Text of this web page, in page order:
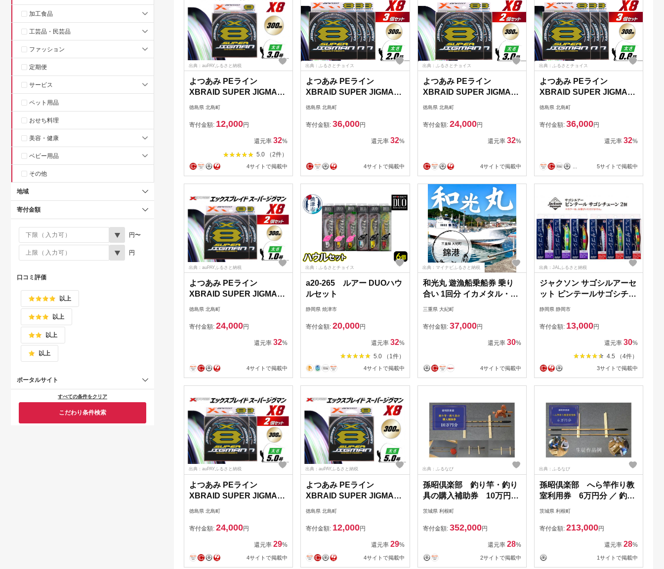
加工食品
工芸品・民芸品
ファッション
定期便
サービス
ペット用品
おせち料理
美容・健康
ベビー用品
その他
地域
寄付金額
円〜
円
口コミ評価
以上
以上
以上
以上
ポータルサイト
すべての条件をクリア
こだわり条件検索
出典：auPAYふるさと納税
よつあみ PEライン
XBRAID SUPER JIGMAN
X8 3.0号 300m 1個 エック
マン [YGK 徳島県 北島町
29ac0055] ygk peライン
PE pe 釣り糸 釣り 釣具 釣
徳島県 北島町
寄付金額: 12,000円
還元率32%
5.0 （2件）
4サイトで掲載中
出典：ふるさとチョイス
よつあみ PEライン
XBRAID SUPER JIGMAN
X8 2.0号 300m 3個 エック
マン [YGK 徳島県 北島町
29ac0051] ygk peライン
PE pe 釣り糸 釣り 釣具 釣
徳島県 北島町
寄付金額:36,000円
還元率 32%
4サイトで掲載中
出典：ふるさとチョイス
よつあみ PEライン
XBRAID SUPER JIGMAN
X8 3.0号 300m 2個 エック
マン [YGK 徳島県 北島町
29ac0056] ygk peライン
PE pe 釣り糸 釣り 釣具 釣
徳島県 北島町
寄付金額: 24,000円
還元率 32%
4サイトで掲載中
出典：ふるさとチョイス
よつあみ PEライン
XBRAID SUPER JIGMAN
X8 0.8号 300m 3個 エック
マン [YGK 徳島県 北島町
29ac0039] ygk peライン
PE pe 釣り糸 釣り 釣具 釣
徳島県 北島町
寄付金額: 36,000円
還元率 32%
5サイトで掲載中
出典：auPAYふるさと納税
よつあみ PEライン
XBRAID SUPER JIGMAN
X8 1.0号 300m 2個 エック
マン [YGK 徳島県 北島町
29ac0041] ygk peライン
PE pe 釣り糸 釣り 釣具 釣
徳島県 北島町
寄付金額: 24,000円
還元率32%
4サイトで掲載中
出典：ふるさとチョイス
a20-265 ルアー DUOハウ
ルセット
静岡県 焼津市
寄付金額:20,000円
還元率 32%
5.0 （1件）
4サイトで掲載中
出典：マイナビふるさと納税
和光丸 遊漁船乗船券 乗り
合い 1回分 イカメタル・バ
チコン （半夜便） ／ チケ
ウトドア 個室トイレ 集魚
灯 海水巡回パイプ ロッド
フォルダー 電気ケトル 三
三重県 大紀町
寄付金額: 37,000円
還元率 30%
4サイトで掲載中
出典：JALふるさと納税
ジャクソン サゴシルアーセ
ット ピンテールサゴシチュ
ーン 2個【釣り具 ルアー ア
静岡県 静岡市
寄付金額: 13,000円
還元率 30%
4.5 （4件）
3サイトで掲載中
出典：auPAYふるさと納税
よつあみ PEライン
XBRAID SUPER JIGMAN
X8 5.0号 300m 2個 エック
マン [YGK 徳島県 北島町
29ac0062] ygk peライン
PE pe 釣り糸 釣り 釣具 釣
り具
徳島県 北島町
寄付金額: 24,000円
還元率29%
4サイトで掲載中
出典：auPAYふるさと納税
よつあみ PEライン
XBRAID SUPER JIGMAN
X8 5.0号 300m 1個 エック
マン [YGK 徳島県 北島町
29ac0061] ygk peライン
PE pe 釣り糸 釣り 釣具 釣
り具
徳島県 北島町
寄付金額: 12,000円
還元率 29%
4サイトで掲載中
出典：ふるなび
孫昭倶楽部 釣り竿・釣り
具の購入補助券 10万円分
／ 釣り具 釣具 釣り竿 釣竿
子入れ ハリス掛け 合成竿
茨城県 利根町
寄付金額: 352,000円
還元率 28%
2サイトで掲載中
出典：ふるなび
孫昭倶楽部 へら竿作り教
室利用券 6万円分 ／ 釣り
具 釣具 釣り竿 釣竿 へら竿
茨城県 利根町
寄付金額: 213,000円
還元率 28%
1サイトで掲載中